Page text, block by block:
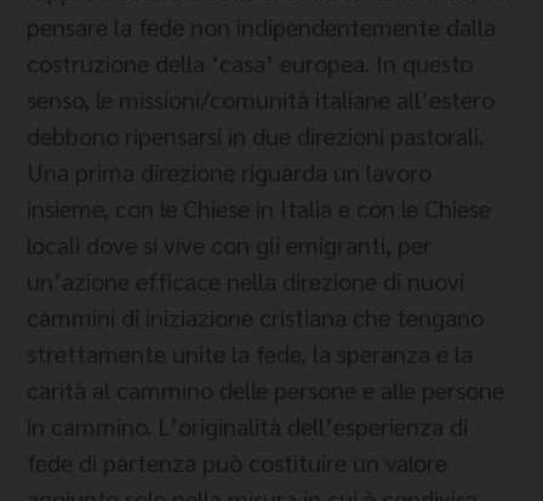
pensare la fede non indipendentemente dalla
costruzione della ‘casa’ europea. In questo
senso, le missioni/comunità italiane all’estero
debbono ripensarsi in due direzioni pastorali.
Una prima direzione riguarda un lavoro
insieme, con le Chiese in Italia e con le Chiese
locali dove si vive con gli emigranti, per
un’azione efficace nella direzione di nuovi
cammini di iniziazione cristiana che tengano
strettamente unite la fede, la speranza e la
carità al cammino delle persone e alle persone
in cammino. L’originalità dell’esperienza di
fede di partenza può costituire un valore